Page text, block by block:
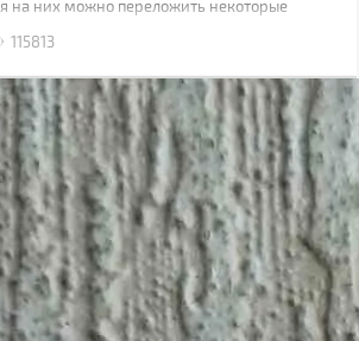
на них можно переложить некоторые
115813